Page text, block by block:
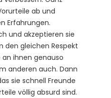
ab und
Erfahrungen.
und akzeptieren sie
den gleichen Respekt
ihnen genauso
anderen auch. Dann
sie schnell Freunde
völlig absurd sind.